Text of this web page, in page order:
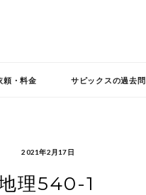
頼・料金 サピックスの過去問
2021年2月17日
理540-1